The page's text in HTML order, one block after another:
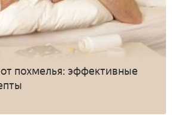
похмелья: эффективные